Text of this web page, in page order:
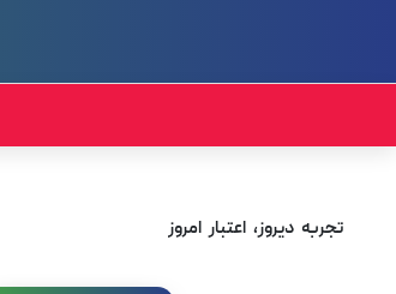
تجربه دیروز، اعتبار امروز